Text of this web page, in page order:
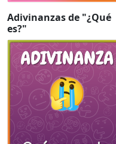
Adivinanzas de "¿Qué
es?"